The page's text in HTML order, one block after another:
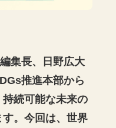
集長、日野広大
推進本部から
続可能な未来の
。今回は、世界